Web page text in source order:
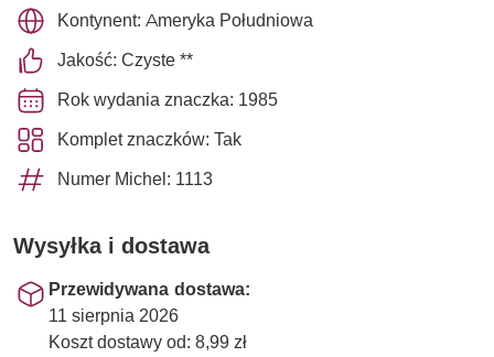
Kontynent: Ameryka Południowa
Jakość: Czyste **
Rok wydania znaczka: 1985
Komplet znaczków: Tak
Numer Michel: 1113
Wysyłka i dostawa
Przewidywana dostawa:
11 sierpnia 2026
Koszt dostawy od: 8,99 zł